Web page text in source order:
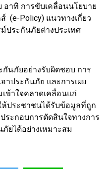
าทิ การขับเคลื่อนนโยบาย
(e-Policy) แนวทางเกี่ยว
ประกันภัยต่างประเทศ
นภัยอย่างรับผิดชอบ การ
าประกันภัย และการเผย
ข้าใจคลาดเคลื่อนแก่
ห้ประชาชนได้รับข้อมูลที่ถูก
ระกอบการตัดสินใจทางการ
ยได้อย่างเหมาะสม